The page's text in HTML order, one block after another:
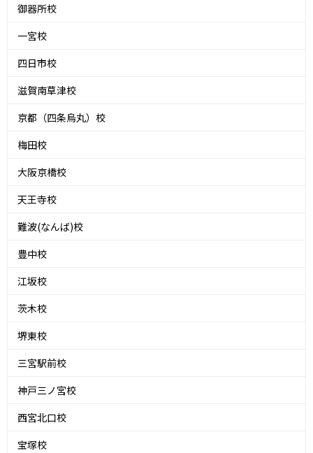
御器所校
一宮校
四日市校
滋賀南草津校
京都（四条烏丸）校
梅田校
大阪京橋校
天王寺校
難波(なんば)校
豊中校
江坂校
茨木校
堺東校
三宮駅前校
神戸三ノ宮校
西宮北口校
宝塚校